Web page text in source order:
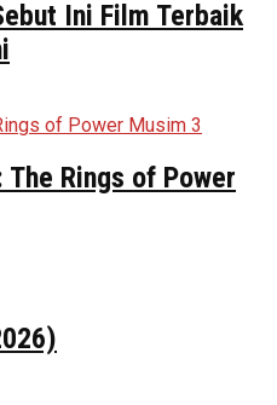
Ini Film Terbaik
Rings of Power